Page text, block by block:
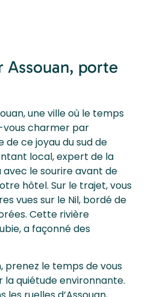
Assouan, porte
une ville où le temps
vous charmer par
de ce joyau du sud de
local, expert de la
avec le sourire avant de
hôtel. Sur le trajet, vous
vues sur le Nil, bordé de
Cette rivière
a façonné des
prenez le temps de vous
quiétude environnante.